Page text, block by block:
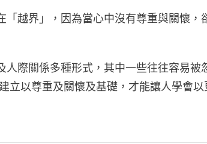
越界」，因為當心中沒有尊重與關懷
際關係多種形式，其中一些往往容易
以尊重及關懷及基礎，才能讓人學會